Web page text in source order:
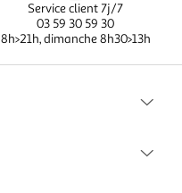
Service client 7j/7
03 59 30 59 30
8h>21h, dimanche 8h30>13h